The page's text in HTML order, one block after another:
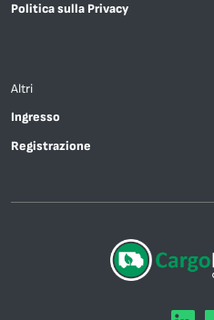
Politica sulla Privacy
Altri
Ingresso
Registrazione